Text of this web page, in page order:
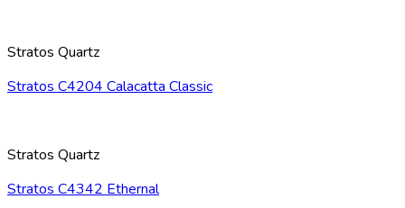
Stratos Quartz
Stratos C4204 Calacatta Classic
Stratos Quartz
Stratos C4342 Ethernal